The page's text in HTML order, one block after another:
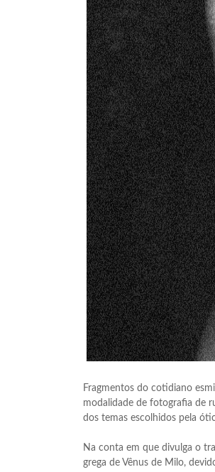
Fragmentos do cotidiano
modalidade de fotografia de
dos temas escolhidos pela
Na conta em que divulga o
grega de Vênus de Milo,